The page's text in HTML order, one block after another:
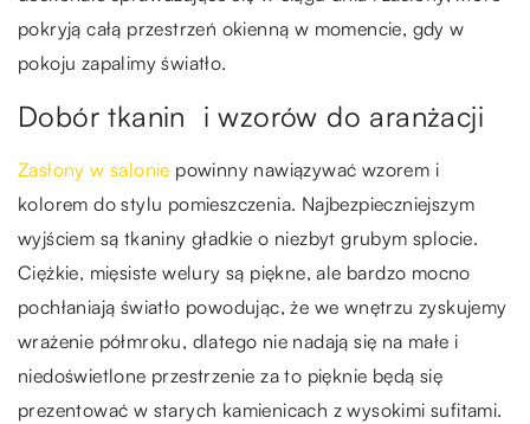
pokryją całą przestrzeń okienną w momencie, gdy w
pokoju zapalimy światło.
Dobór tkanin i wzorów do aranżacji
Zasłony w salonie powinny nawiązywać wzorem i
kolorem do stylu pomieszczenia. Najbezpieczniejszym
wyjściem są tkaniny gładkie o niezbyt grubym splocie.
Ciężkie, mięsiste welury są piękne, ale bardzo mocno
pochłaniają światło powodując, że we wnętrzu zyskujemy
wrażenie półmroku, dlatego nie nadają się na małe i
niedoświetlone przestrzenie za to pięknie będą się
prezentować w starych kamienicach z wysokimi sufitami.